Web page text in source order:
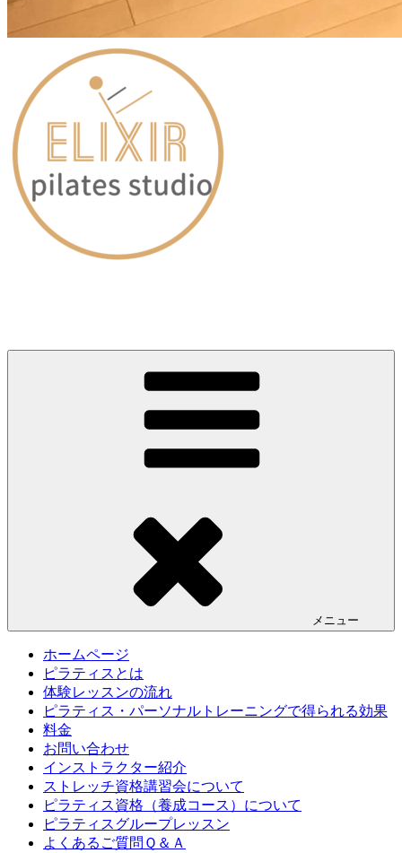
メニュー
ホームページ
ピラティスとは
体験レッスンの流れ
ピラティス・パーソナルトレーニングで得られる効果
料金
お問い合わせ
インストラクター紹介
ストレッチ資格講習会について
ピラティス資格（養成コース）について
ピラティスグループレッスン
よくあるご質問Ｑ＆Ａ